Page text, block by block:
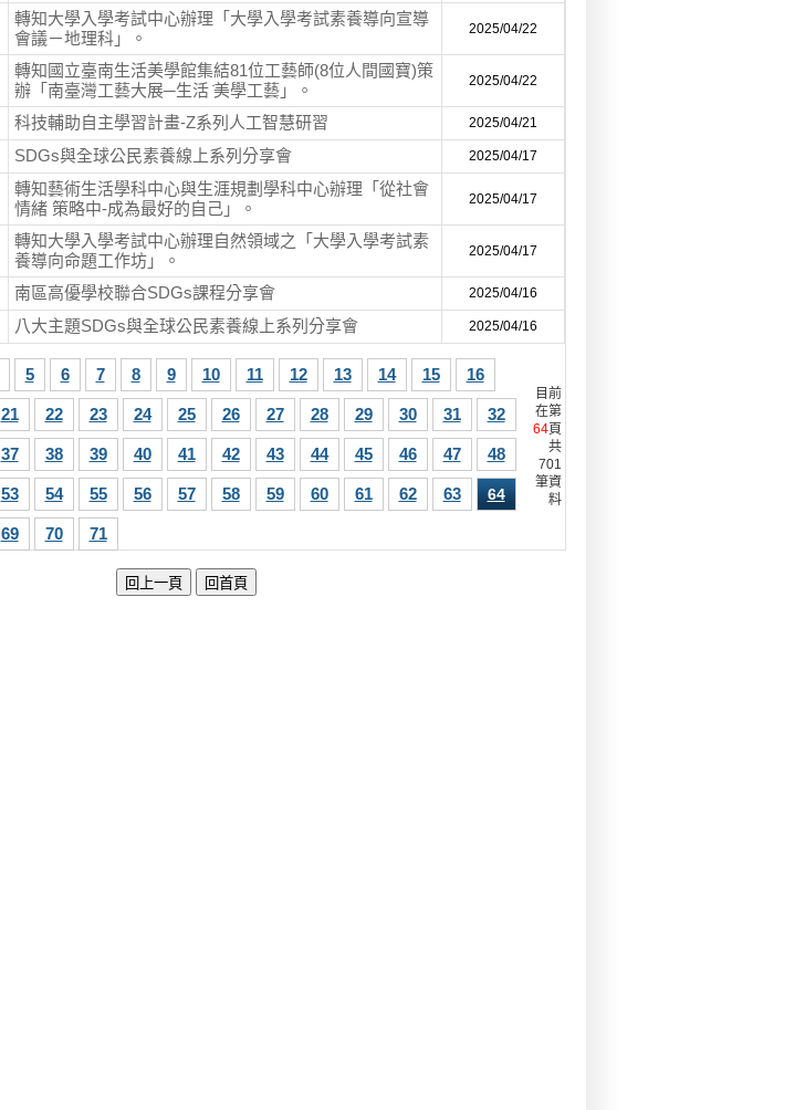
轉知大學入學考試中心辦理「大學入學考試素養導向宣導
會議－地理科」。
2025/04/22
轉知國立臺南生活美學館集結81位工藝師(8位人間國寶)策
辦「南臺灣工藝大展─生活 ̇美學工藝」。
2025/04/22
科技輔助自主學習計畫-Z系列人工智慧研習 2025/04/21
SDGs與全球公民素養線上系列分享會 2025/04/17
轉知藝術生活學科中心與生涯規劃學科中心辦理「從社會
情緒 策略中-成為最好的自己」。
2025/04/17
轉知大學入學考試中心辦理自然領域之「大學入學考試素
養導向命題工作坊」。
2025/04/17
南區高優學校聯合SDGs課程分享會 2025/04/16
八大主題SDGs與全球公民素養線上系列分享會 2025/04/16
5 6 7 8 9 10 11 12 13 14 15 16
21 22 23 24 25 26 27 28 29 30 31 32
37 38 39 40 41 42 43 44 45 46 47 48
53 54 55 56 57 58 59 60 61 62 63 64
69 70 71
目前
在第
64頁
共
701
筆資
料